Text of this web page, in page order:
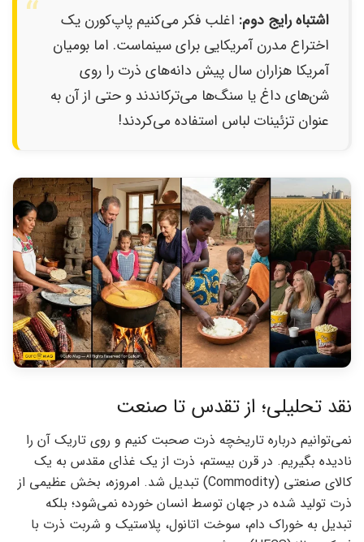
اشتباه رایج دوم: اغلب فکر می‌کنیم پاپ‌کورن یک
اختراع مدرن آمریکایی برای سینماست. اما بومیان
آمریکا هزاران سال پیش دانه‌های ذرت را روی
شن‌های داغ یا سنگ‌ها می‌ترکاندند و حتی از آن به
عنوان تزئینات لباس استفاده می‌کردند!
نقد تحلیلی؛ از تقدس تا صنعت
نمی‌توانیم درباره تاریخچه ذرت صحبت کنیم و روی تاریک آن را
نادیده بگیریم. در قرن بیستم، ذرت از یک غذای مقدس به یک
کالای صنعتی (Commodity) تبدیل شد. امروزه، بخش عظیمی از
ذرت تولید شده در جهان توسط انسان خورده نمی‌شود؛ بلکه
تبدیل به خوراک دام، سوخت اتانول، پلاستیک و شربت ذرت با